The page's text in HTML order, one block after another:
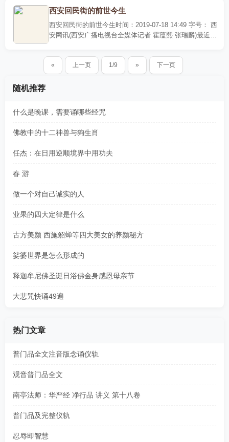
苦，根本原因..
西安回民街的前世今生
西安回民街的前世今生时间：2019-07-18 14:49 字号： 西
安网讯(西安广播电视台全媒体记者 霍蕴熙 张瑞麟)最近随
跟随记..
« 上一页 1/9 » 下一页
随机推荐
什么是晚课，需要诵哪些经咒
佛教中的十二神兽与狗生肖
任杰：在日用逆顺境界中用功夫
春 游
做一个对自己诚实的人
业果的四大定律是什么
古方美颜 西施貂蝉等四大美女的养颜秘方
娑婆世界是怎么形成的
释迦牟尼佛圣诞日浴佛金身感恩母亲节
大悲咒快诵49遍
热门文章
普门品全文注音版念诵仪轨
观音普门品全文
南亭法师：华严经 净行品 讲义 第十八卷
普门品及完整仪轨
忍辱即智慧